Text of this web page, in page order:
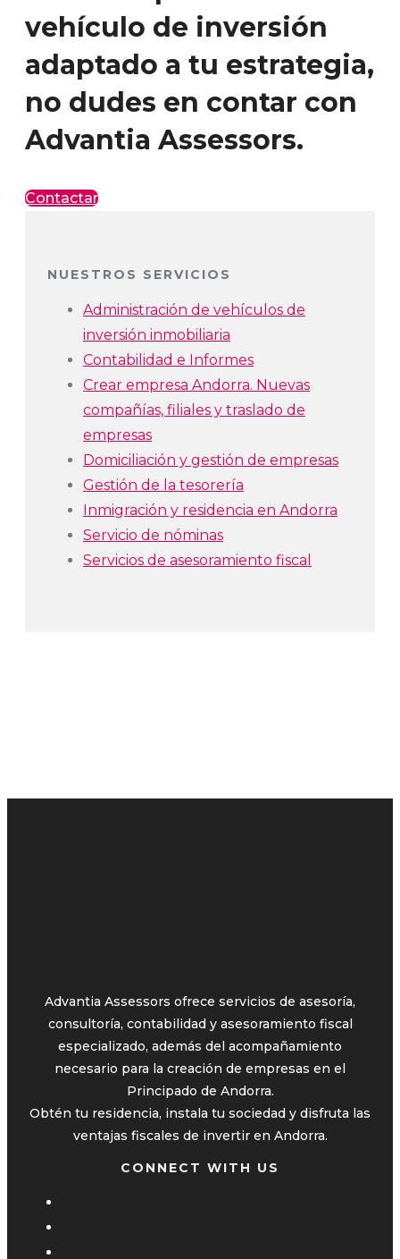
vehículo de inversión
adaptado a tu estrategia,
no dudes en contar con
Advantia Assessors.
Contactar
NUESTROS SERVICIOS
Administración de vehículos de
inversión inmobiliaria
Contabilidad e Informes
Crear empresa Andorra. Nuevas
compañías, filiales y traslado de
empresas
Domiciliación y gestión de empresas
Gestión de la tesorería
Inmigración y residencia en Andorra
Servicio de nóminas
Servicios de asesoramiento fiscal
Advantia Assessors ofrece servicios de asesoría,
consultoría, contabilidad y asesoramiento fiscal
especializado, además del acompañamiento
necesario para la creación de empresas en el
Principado de Andorra.
Obtén tu residencia, instala tu sociedad y disfruta las
ventajas fiscales de invertir en Andorra.
CONNECT WITH US